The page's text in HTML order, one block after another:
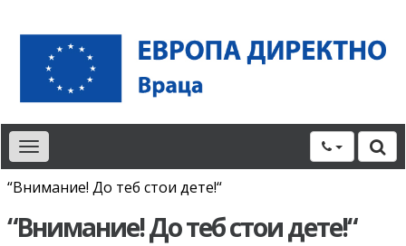
Toggle
navigation
“Внимание! До теб стои дете!“
“Внимание! До теб стои дете!“